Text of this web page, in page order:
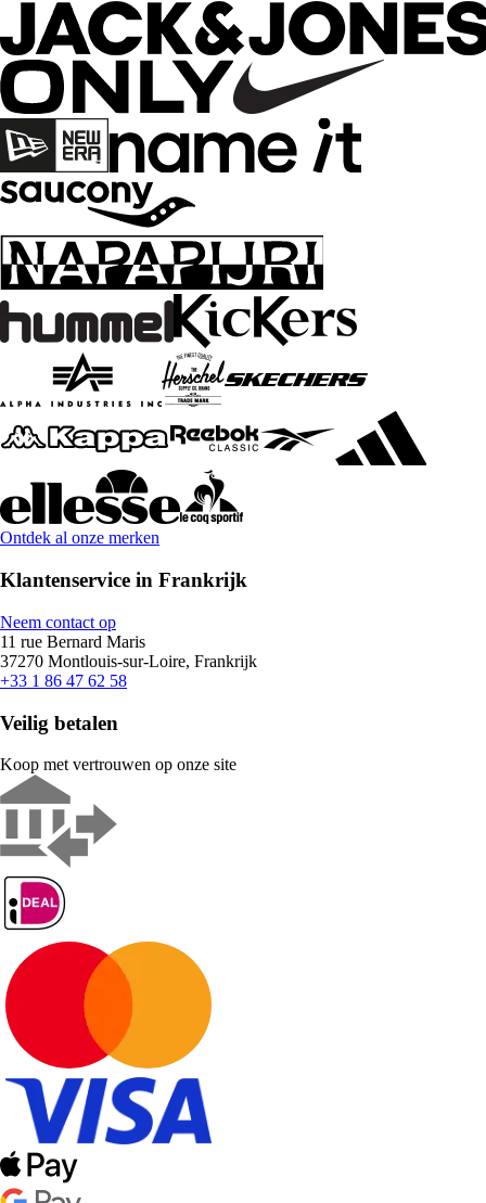
Ontdek al onze merken
Klantenservice in Frankrijk
Neem contact op
11 rue Bernard Maris
37270 Montlouis-sur-Loire, Frankrijk
+33 1 86 47 62 58
Veilig betalen
Koop met vertrouwen op onze site